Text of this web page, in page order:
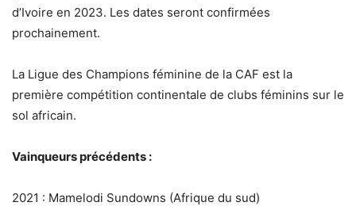
d’Ivoire en 2023. Les dates seront confirmées
prochainement.
La Ligue des Champions féminine de la CAF est la
première compétition continentale de clubs féminins sur le
sol africain.
Vainqueurs précédents :
2021 : Mamelodi Sundowns (Afrique du sud)